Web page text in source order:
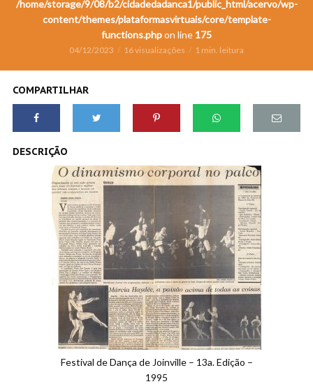
/home/storage/9/08/b2/cidadedadanca1/public_html/acervo/wp-
content/themes/plataformasvirtuais/core/template-
functions.phpon line 175
04/12/2023 16 visualizações 1 min. leitura
COMPARTILHAR
DESCRIÇÃO
Festival de Dança de Joinville – 13a. Edição –
1995